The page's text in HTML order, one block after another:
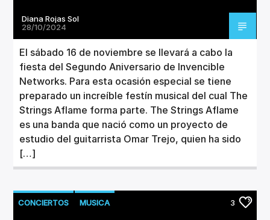
Diana Rojas Sol
28/10/2024
El sábado 16 de noviembre se llevará a cabo la
fiesta del Segundo Aniversario de Invencible
Networks. Para esta ocasión especial se tiene
preparado un increíble festín musical del cual The
Strings Aflame forma parte. The Strings Aflame
es una banda que nació como un proyecto de
estudio del guitarrista Omar Trejo, quien ha sido
[…]
CONCIERTOS MUSICA 3